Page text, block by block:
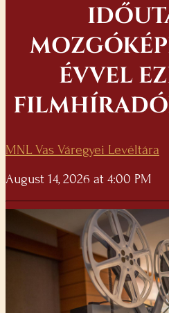
ÉVVEL
MNL Vas Váregyei Levéltára
August 14, 2026 at 4:00 PM